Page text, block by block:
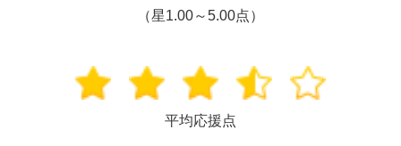
（星1.00～5.00点）
平均応援点